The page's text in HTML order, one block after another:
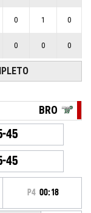
0 1 0
0 0 0
BRO
45
45
P4 00:18